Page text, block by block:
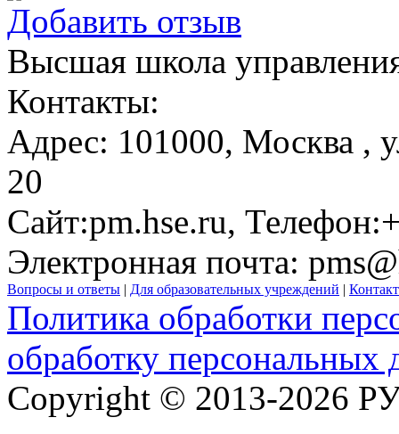
Добавить отзыв
Высшая школа
Контакты:
Адрес: 101000, Москва ,
20
Сайт:pm.hse.ru, Телефон:
Электронная почта:
Вопросы и ответы | Для образовательных учреждений |
Политика обработки
обработку персональных
Copyright © 2013-2026